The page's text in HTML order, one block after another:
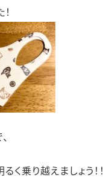
乗り越えましょう！！